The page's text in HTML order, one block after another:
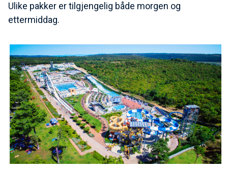
Ulike pakker er tilgjengelig både morgen og
ettermiddag.